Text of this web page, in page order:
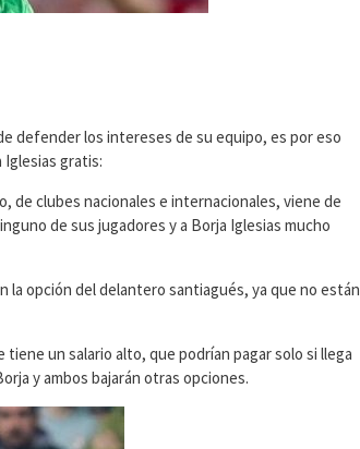
defender los intereses de su equipo, es por eso
Iglesias gratis:
de clubes nacionales e internacionales, viene de
de sus jugadores y a Borja Iglesias mucho
la opción del delantero santiagués, ya que no están
un salario alto, que podrían pagar solo si llega
y ambos bajarán otras opciones.